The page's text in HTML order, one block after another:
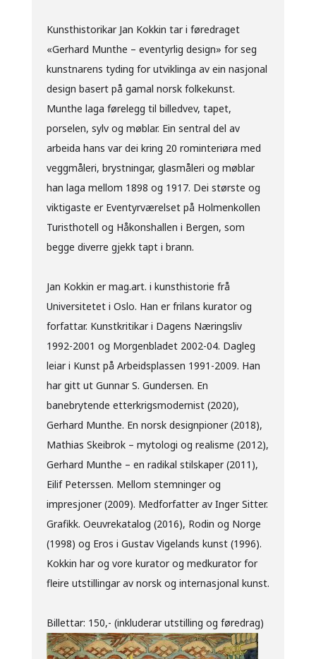
Kunsthistorikar Jan Kokkin tar i føredraget
«Gerhard Munthe – eventyrlig design» for seg
kunstnarens tyding for utviklinga av ein nasjonal
design basert på gamal norsk folkekunst.
Munthe laga førelegg til billedvev, tapet,
porselen, sylv og møblar. Ein sentral del av
arbeida hans var dei kring 20 rominteriøra med
veggmåleri, brystningar, glasmåleri og møblar
han laga mellom 1898 og 1917. Dei største og
viktigaste er Eventyrværelset på Holmenkollen
Turisthotell og Håkonshallen i Bergen, som
begge diverre gjekk tapt i brann.
Jan Kokkin er mag.art. i kunsthistorie frå
Universitetet i Oslo. Han er frilans kurator og
forfattar. Kunstkritikar i Dagens Næringsliv
1992-2001 og Morgenbladet 2002-04. Dagleg
leiar i Kunst på Arbeidsplassen 1991-2009. Han
har gitt ut Gunnar S. Gundersen. En
banebrytende etterkrigsmodernist (2020),
Gerhard Munthe. En norsk designpioner (2018),
Mathias Skeibrok – mytologi og realisme (2012),
Gerhard Munthe – en radikal stilskaper (2011),
Eilif Peterssen. Mellom stemninger og
impresjoner (2009). Medforfatter av Inger Sitter.
Grafikk. Oeuvrekatalog (2016), Rodin og Norge
(1998) og Eros i Gustav Vigelands kunst (1996).
Kokkin har og vore kurator og medkurator for
fleire utstillingar av norsk og internasjonal kunst.
Billettar: 150,- (inkluderar utstilling og føredrag)